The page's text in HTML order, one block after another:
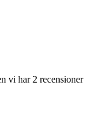
vi har 2 recensioner